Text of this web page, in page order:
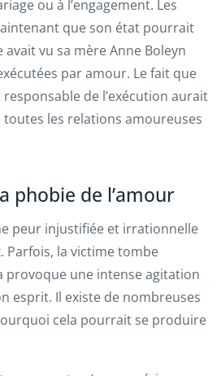
ou à l’engagement. Les
que son état pourrait
avait vu sa mère Anne Boleyn
par amour. Le fait que
de l’exécution aurait
les relations amoureuses
phobie de l’amour
peur injustifiée et irrationnelle
Parfois, la victime tombe
provoque une intense agitation
esprit. Il existe de nombreuses
cela pourrait se produire